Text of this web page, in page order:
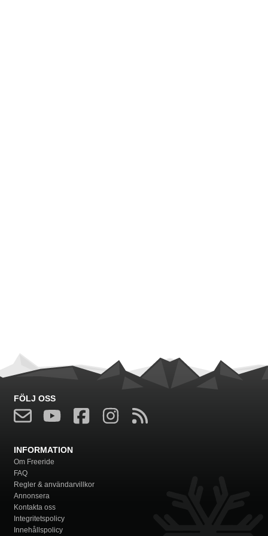
FÖLJ OSS
INFORMATION
Om Freeride
FAQ
Regler & användarvillkor
Annonsera
Kontakta oss
Integritetspolicy
Innehållspolicy